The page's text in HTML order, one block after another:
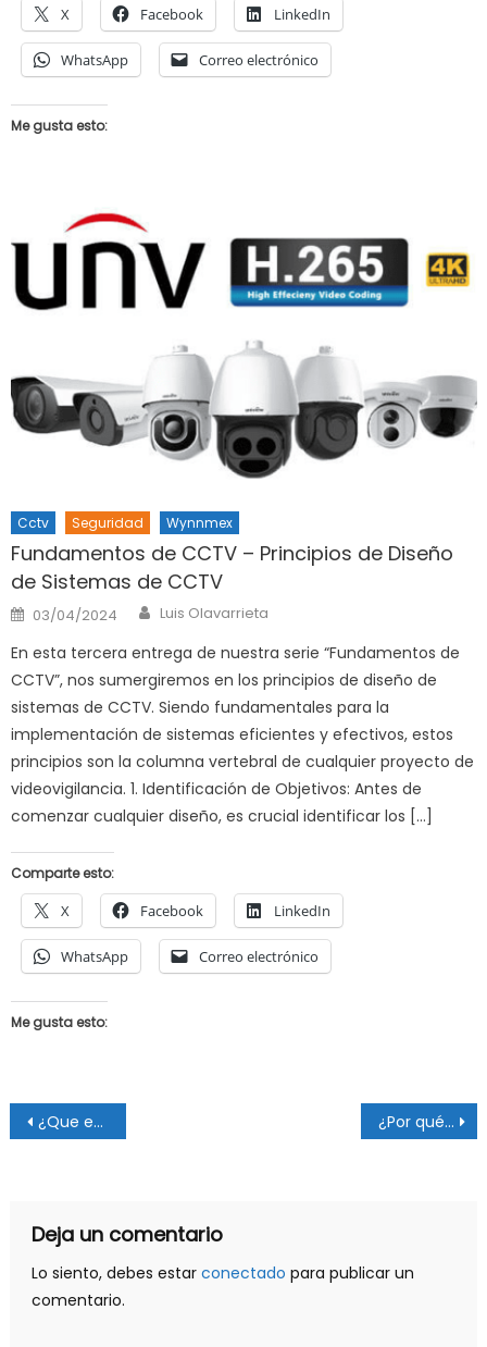
X Facebook LinkedIn
WhatsApp Correo electrónico
Me gusta esto:
Cctv Seguridad Wynnmex
Fundamentos de CCTV – Principios de Diseño
de Sistemas de CCTV
Posted
on
03/04/2024 Author
Luis Olavarrieta
En esta tercera entrega de nuestra serie “Fundamentos de
CCTV”, nos sumergiremos en los principios de diseño de
sistemas de CCTV. Siendo fundamentales para la
implementación de sistemas eficientes y efectivos, estos
principios son la columna vertebral de cualquier proyecto de
videovigilancia. 1. Identificación de Objetivos: Antes de
comenzar cualquier diseño, es crucial identificar los […]
Comparte esto:
X Facebook LinkedIn
WhatsApp Correo electrónico
Me gusta esto:
Navegación
de
¿Que es una APT? (8) ¿Por qué las empresas necesitan implementar soluciones de videovigilancia?
Deja un comentario
Lo siento, debes estar conectado para publicar un
comentario.